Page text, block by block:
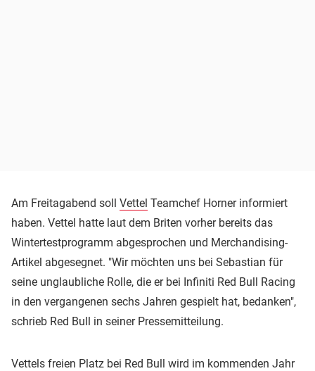
Am Freitagabend soll Vettel Teamchef Horner informiert
haben. Vettel hatte laut dem Briten vorher bereits das
Wintertestprogramm abgesprochen und Merchandising-
Artikel abgesegnet. "Wir möchten uns bei Sebastian für
seine unglaubliche Rolle, die er bei Infiniti Red Bull Racing
in den vergangenen sechs Jahren gespielt hat, bedanken",
schrieb Red Bull in seiner Pressemitteilung.
Vettels freien Platz bei Red Bull wird im kommenden Jahr